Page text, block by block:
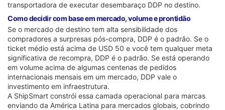
transportadora de executar desembaraço DDP no destino.
Como decidir com base em mercado, volume e prontidão
Se o mercado de destino tem alta sensibilidade dos
compradores a surpresas pós-compra, DDP é o padrão. Se o
ticket médio está acima de USD 50 e você tem qualquer meta
significativa de recompra, DDP é o padrão. Se está operando
em volume acima de algumas centenas de pedidos
internacionais mensais em um mercado, DDP vale o
investimento em infraestrutura.
A ShipSmart constrói essa camada operacional para marcas
enviando da América Latina para mercados globais, cobrindo